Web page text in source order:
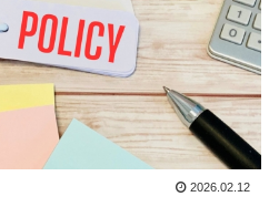
2026.02.12